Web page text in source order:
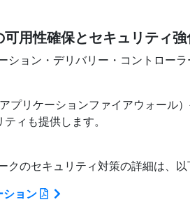
用性確保とセキュリティ強
ション・デリバリー・コントロー
プリケーションファイアウォー
ィも提供します。
のセキュリティ対策の詳細は、以
ション